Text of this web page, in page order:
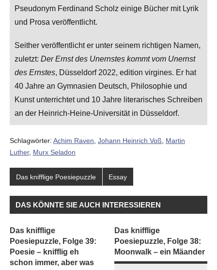
Pseudonym Ferdinand Scholz einige Bücher mit Lyrik
und Prosa veröffentlicht.
Seither veröffentlicht er unter seinem richtigen Namen,
zuletzt: Der Ernst des Unernstes kommt vom Unernst
des Ernstes, Düsseldorf 2022, edition virgines. Er hat
40 Jahre an Gymnasien Deutsch, Philosophie und
Kunst unterrichtet und 10 Jahre literarisches Schreiben
an der Heinrich-Heine-Universität in Düsseldorf.
Schlagwörter: Achim Raven, Johann Heinrich Voß, Martin
Luther, Murx Seladon
Das knifflige Poesiepuzzle Essay
DAS KÖNNTE SIE AUCH INTERESSIEREN
Das knifflige
Poesiepuzzle, Folge 39:
Poesie – knifflig eh
schon immer, aber was
Das knifflige
Poesiepuzzle, Folge 38:
Moonwalk – ein Mäander